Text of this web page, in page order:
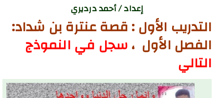
إعداد / أحمد درديري
التدريب الأول : قصة عنترة بن شداد:
الفصل الأول ،سجل في النموذج
التالي